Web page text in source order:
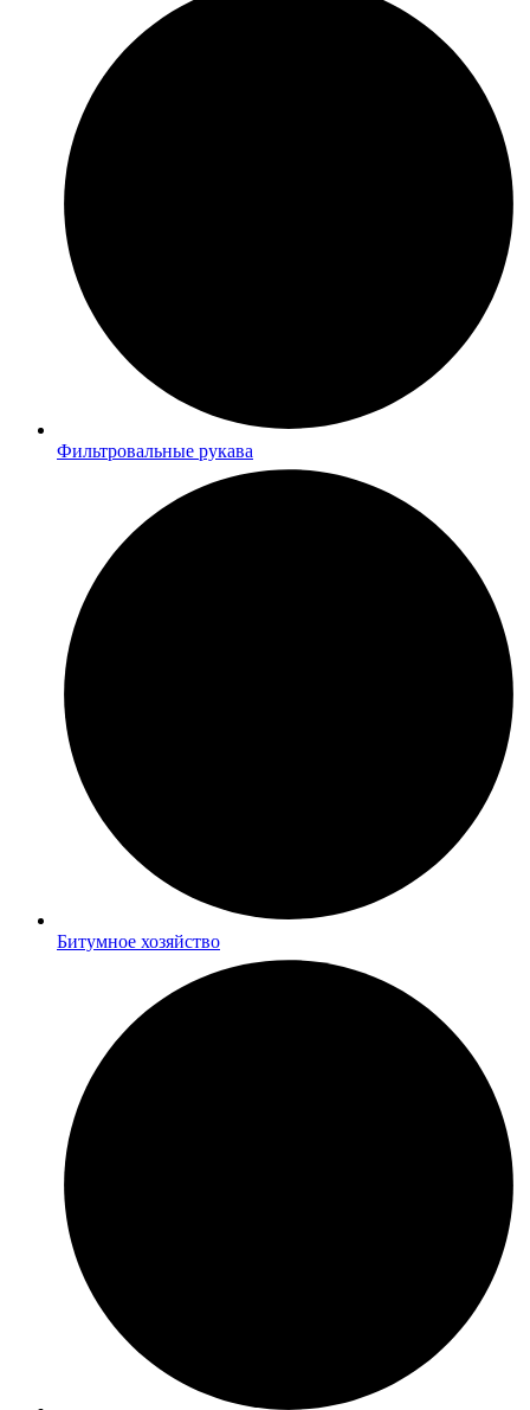
Фильтровальные рукава
Битумное хозяйство